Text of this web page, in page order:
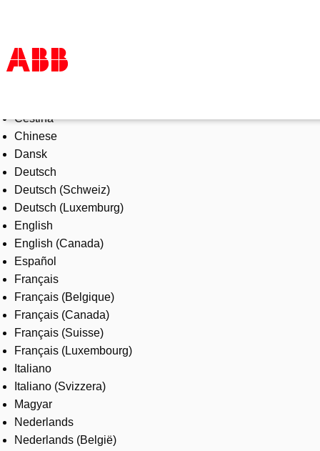
Products & Solutions
Industries
Services
About us
Where to buy
Contact us
Careers
Čeština
Chinese
Dansk
Deutsch
Deutsch (Schweiz)
Deutsch (Luxemburg)
English
English (Canada)
Español
Français
Français (Belgique)
Français (Canada)
Français (Suisse)
Français (Luxembourg)
Italiano
Italiano (Svizzera)
Magyar
Nederlands
Nederlands (België)